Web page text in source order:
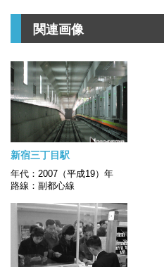
関連画像
新宿三丁目駅
年代：2007（平成19）年
路線：副都心線